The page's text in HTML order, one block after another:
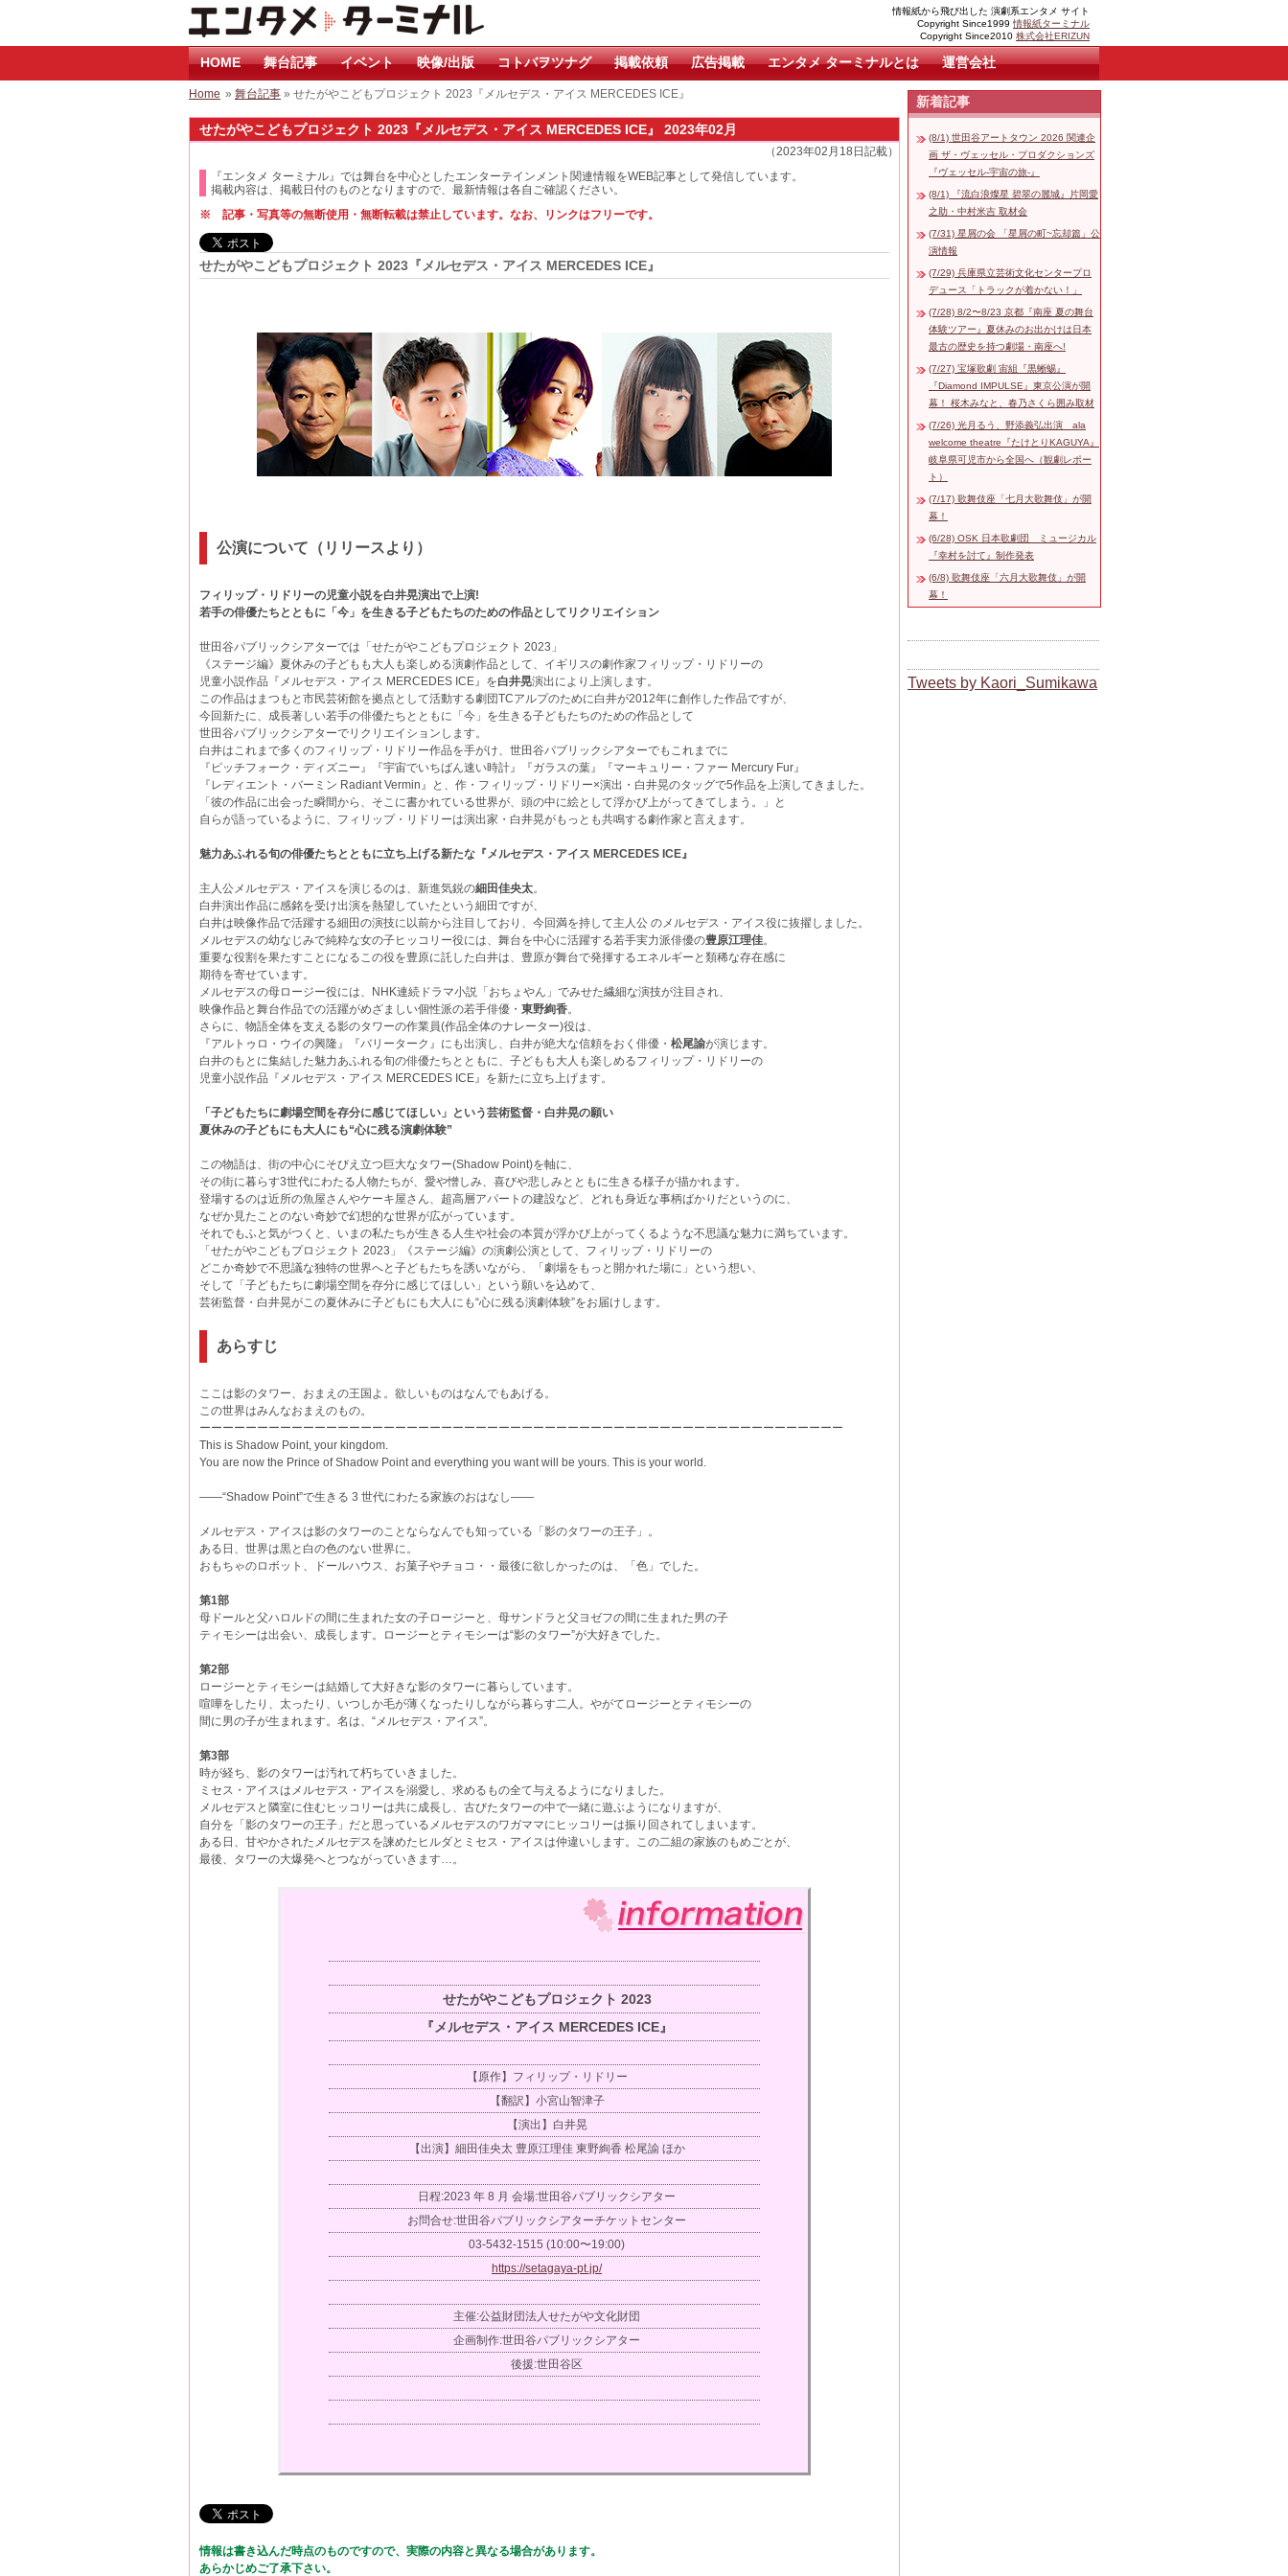
情報紙から飛び出した 演劇系エンタメ サイト
Copyright Since1999 情報紙ターミナル
Copyright Since2010 株式会社ERIZUN
HOME 舞台記事 イベント 映像/出版 コトバヲツナグ 掲載依頼 広告掲載 エンタメ ターミナルとは 運営会社
Home » 舞台記事 » せたがやこどもプロジェクト 2023『メルセデス・アイス MERCEDES ICE』
せたがやこどもプロジェクト 2023『メルセデス・アイス MERCEDES ICE』 2023年02月
（2023年02月18日記載）
『エンタメ ターミナル』では舞台を中心としたエンターテインメント関連情報をWEB記事として発信しています。
掲載内容は、掲載日付のものとなりますので、最新情報は各自ご確認ください。
※ 記事・写真等の無断使用・無断転載は禁止しています。なお、リンクはフリーです。
せたがやこどもプロジェクト 2023『メルセデス・アイス MERCEDES ICE』
公演について（リリースより）
フィリップ・リドリーの児童小説を白井晃演出で上演!
若手の俳優たちとともに「今」を生きる子どもたちのための作品としてリクリエイション
世田谷パブリックシアターでは「せたがやこどもプロジェクト 2023」
《ステージ編》夏休みの子どもも大人も楽しめる演劇作品として、イギリスの劇作家フィリップ・リドリーの
児童小説作品『メルセデス・アイス MERCEDES ICE』を白井晃演出により上演します。
この作品はまつもと市民芸術館を拠点として活動する劇団TCアルプのために白井が2012年に創作した作品ですが、
今回新たに、成長著しい若手の俳優たちとともに「今」を生きる子どもたちのための作品として
世田谷パブリックシアターでリクリエイションします。
白井はこれまで多くのフィリップ・リドリー作品を手がけ、世田谷パブリックシアターでもこれまでに
『ピッチフォーク・ディズニー』『宇宙でいちばん速い時計』『ガラスの葉』『マーキュリー・ファー Mercury Fur』
『レディエント・バーミン Radiant Vermin』と、作・フィリップ・リドリー×演出・白井晃のタッグで5作品を上演してきました。
「彼の作品に出会った瞬間から、そこに書かれている世界が、頭の中に絵として浮かび上がってきてしまう。」と
自らが語っているように、フィリップ・リドリーは演出家・白井晃がもっとも共鳴する劇作家と言えます。
魅力あふれる旬の俳優たちとともに立ち上げる新たな『メルセデス・アイス MERCEDES ICE』
主人公メルセデス・アイスを演じるのは、新進気鋭の細田佳央太。
白井演出作品に感銘を受け出演を熱望していたという細田ですが、
白井は映像作品で活躍する細田の演技に以前から注目しており、今回満を持して主人公 のメルセデス・アイス役に抜擢しました。
メルセデスの幼なじみで純粋な女の子ヒッコリー役には、舞台を中心に活躍する若手実力派俳優の豊原江理佳。
重要な役割を果たすことになるこの役を豊原に託した白井は、豊原が舞台で発揮するエネルギーと類稀な存在感に
期待を寄せています。
メルセデスの母ロージー役には、NHK連続ドラマ小説「おちょやん」でみせた繊細な演技が注目され、
映像作品と舞台作品での活躍がめざましい個性派の若手俳優・ 東野絢香。
さらに、物語全体を支える影のタワーの作業員(作品全体のナレーター)役は、
『アルトゥロ・ウイの興隆』『バリーターク』にも出演し、白井が絶大な信頼をおく俳優・ 松尾諭が演じます。
白井のもとに集結した魅力あふれる旬の俳優たちとともに、子どもも大人も楽しめるフィリップ・リドリーの
児童小説作品『メルセデス・アイス MERCEDES ICE』を新たに立ち上げます。
「子どもたちに劇場空間を存分に感じてほしい」という芸術監督・白井晃の願い
夏休みの子どもにも大人にも“心に残る演劇体験”
この物語は、街の中心にそびえ立つ巨大なタワー(Shadow Point)を軸に、
その街に暮らす3世代にわたる人物たちが、愛や憎しみ、喜びや悲しみとともに生きる様子が描かれます。
登場するのは近所の魚屋さんやケーキ屋さん、超高層アパートの建設など、どれも身近な事柄ばかりだというのに、
なぜか見たことのない奇妙で幻想的な世界が広がっています。
それでもふと気がつくと、いまの私たちが生きる人生や社会の本質が浮かび上がってくるような不思議な魅力に満ちています。
「せたがやこどもプロジェクト 2023」《ステージ編》の演劇公演として、フィリップ・リドリーの
どこか奇妙で不思議な独特の世界へと子どもたちを誘いながら、「劇場をもっと開かれた場に」という想い、
そして「子どもたちに劇場空間を存分に感じてほしい」という願いを込めて、
芸術監督・白井晃がこの夏休みに子どもにも大人にも“心に残る演劇体験”をお届けします。
あらすじ
ここは影のタワー、おまえの王国よ。欲しいものはなんでもあげる。
この世界はみんなおまえのもの。
ーーーーーーーーーーーーーーーーーーーーーーーーーーーーーーーーーーーーーーーーーーーーーーーーーーーーーーーー
This is Shadow Point, your kingdom.
You are now the Prince of Shadow Point and everything you want will be yours. This is your world.
――“Shadow Point”で生きる 3 世代にわたる家族のおはなし――
メルセデス・アイスは影のタワーのことならなんでも知っている「影のタワーの王子」。
ある日、世界は黒と白の色のない世界に。
おもちゃのロボット、ドールハウス、お菓子やチョコ・・最後に欲しかったのは、「色」でした。
第1部
母ドールと父ハロルドの間に生まれた女の子ロージーと、母サンドラと父ヨゼフの間に生まれた男の子
ティモシーは出会い、成長します。ロージーとティモシーは“影のタワー”が大好きでした。
第2部
ロージーとティモシーは結婚して大好きな影のタワーに暮らしています。
喧嘩をしたり、太ったり、いつしか毛が薄くなったりしながら暮らす二人。やがてロージーとティモシーの
間に男の子が生まれます。名は、“メルセデス・アイス”。
第3部
時が経ち、影のタワーは汚れて朽ちていきました。
ミセス・アイスはメルセデス・アイスを溺愛し、求めるもの全て与えるようになりました。
メルセデスと隣室に住むヒッコリーは共に成長し、古びたタワーの中で一緒に遊ぶようになりますが、
自分を「影のタワーの王子」だと思っているメルセデスのワガママにヒッコリーは振り回されてしまいます。
ある日、甘やかされたメルセデスを諫めたヒルダとミセス・アイスは仲違いします。この二組の家族のもめごとが、
最後、タワーの大爆発へとつながっていきます…。
せたがやこどもプロジェクト 2023
『メルセデス・アイス MERCEDES ICE』
【原作】フィリップ・リドリー
【翻訳】小宮山智津子
【演出】白井晃
【出演】細田佳央太 豊原江理佳 東野絢香 松尾諭 ほか
日程:2023 年 8 月 会場:世田谷パブリックシアター
お問合せ:世田谷パブリックシアターチケットセンター
03-5432-1515 (10:00〜19:00)
https://setagaya-pt.jp/
主催:公益財団法人せたがや文化財団
企画制作:世田谷パブリックシアター
後援:世田谷区
情報は書き込んだ時点のものですので、実際の内容と異なる場合があります。
あらかじめご了承下さい。
新着記事
(8/1) 世田谷アートタウン 2026 関連企
画 ザ・ヴェッセル・プロダクションズ
『ヴェッセル-宇宙の旅-』
(8/1) 『流白浪燦星 碧翠の麗城』片岡愛
之助・中村米吉 取材会
(7/31) 星屑の会 「星屑の町~忘却篇」公
演情報
(7/29) 兵庫県立芸術文化センタープロ
デュース「トラックが着かない！」
(7/28) 8/2〜8/23 京都『南座 夏の舞台
体験ツアー』夏休みのお出かけは日本
最古の歴史を持つ劇場・南座へ!
(7/27) 宝塚歌劇 宙組『黒蜥蜴』
『Diamond IMPULSE』東京公演が開
幕！ 桜木みなと、春乃さくら囲み取材
(7/26) 光月るう、野添義弘出演 ala
welcome theatre『たけとりKAGUYA』
岐阜県可児市から全国へ（観劇レポー
ト）
(7/17) 歌舞伎座「七月大歌舞伎」が開
幕！
(6/28) OSK 日本歌劇団 ミュージカル
『幸村を討て』制作発表
(6/8) 歌舞伎座「六月大歌舞伎」が開
幕！
Tweets by Kaori_Sumikawa